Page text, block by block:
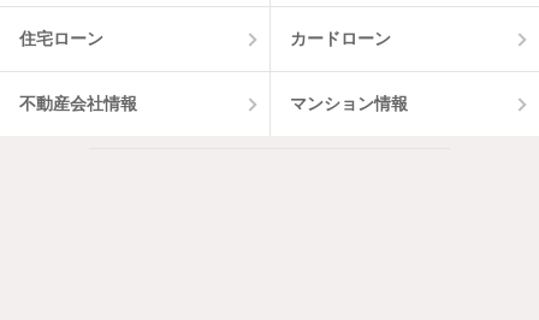
住宅ローン カードローン
不動産会社情報 マンション情報